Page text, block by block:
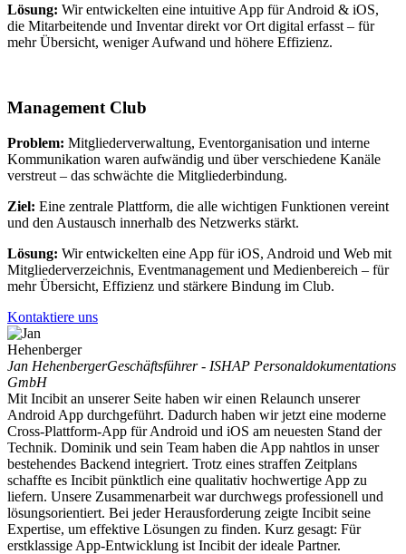
Lösung: Wir entwickelten eine intuitive App für Android & iOS,
die Mitarbeitende und Inventar direkt vor Ort digital erfasst – für
mehr Übersicht, weniger Aufwand und höhere Effizienz.
Management Club
Problem: Mitgliederverwaltung, Eventorganisation und interne
Kommunikation waren aufwändig und über verschiedene Kanäle
verstreut – das schwächte die Mitgliederbindung.
Ziel: Eine zentrale Plattform, die alle wichtigen Funktionen vereint
und den Austausch innerhalb des Netzwerks stärkt.
Lösung: Wir entwickelten eine App für iOS, Android und Web mit
Mitgliederverzeichnis, Eventmanagement und Medienbereich – für
mehr Übersicht, Effizienz und stärkere Bindung im Club.
Kontaktiere uns
Jan HehenbergerGeschäftsführer - ISHAP Personaldokumentations
GmbH
Mit Incibit an unserer Seite haben wir einen Relaunch unserer
Android App durchgeführt. Dadurch haben wir jetzt eine moderne
Cross-Plattform-App für Android und iOS am neuesten Stand der
Technik. Dominik und sein Team haben die App nahtlos in unser
bestehendes Backend integriert. Trotz eines straffen Zeitplans
schaffte es Incibit pünktlich eine qualitativ hochwertige App zu
liefern. Unsere Zusammenarbeit war durchwegs professionell und
lösungsorientiert. Bei jeder Herausforderung zeigte Incibit seine
Expertise, um effektive Lösungen zu finden. Kurz gesagt: Für
erstklassige App-Entwicklung ist Incibit der ideale Partner.